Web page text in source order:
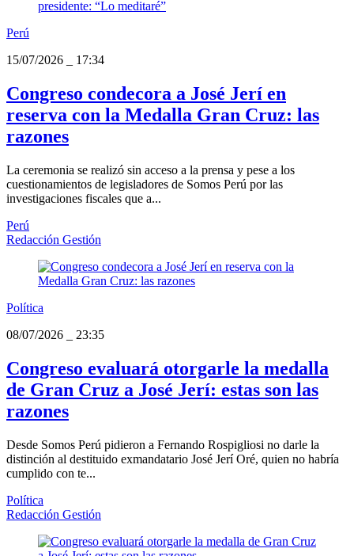
Perú
15/07/2026
17:34
Congreso condecora a José Jerí en
reserva con la Medalla Gran Cruz: las
razones
La ceremonia se realizó sin acceso a la prensa y pese a los
cuestionamientos de legisladores de Somos Perú por las
investigaciones fiscales que a...
Perú
Redacción Gestión
Política
08/07/2026
23:35
Congreso evaluará otorgarle la medalla
de Gran Cruz a José Jerí: estas son las
razones
Desde Somos Perú pidieron a Fernando Rospigliosi no darle la
distinción al destituido exmandatario José Jerí Oré, quien no habría
cumplido con te...
Política
Redacción Gestión